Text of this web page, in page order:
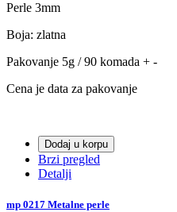
Perle 3mm
Boja: zlatna
Pakovanje 5g / 90 komada + -
Cena je data za pakovanje
Dodaj u korpu
Brzi pregled
Detalji
mp 0217 Metalne perle